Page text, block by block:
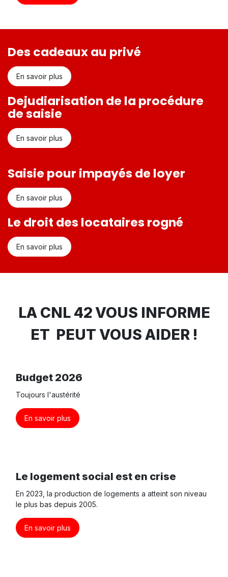
Des cadeaux au privé
En savoir plus
Dejudiarisation de la procédure
de saisie
En savoir plus
Saisie pour impayés de loyer
En savoir plus
Le droit des locataires rogné
En savoir plus
LA CNL 42 VOUS INFORME
ET PEUT VOUS AIDER !
Budget 2026
Toujours l'austérité
En savoir plus
Le logement social est en crise
En 2023, la production de logements a atteint son niveau
le plus bas depuis 2005.
En savoir plus